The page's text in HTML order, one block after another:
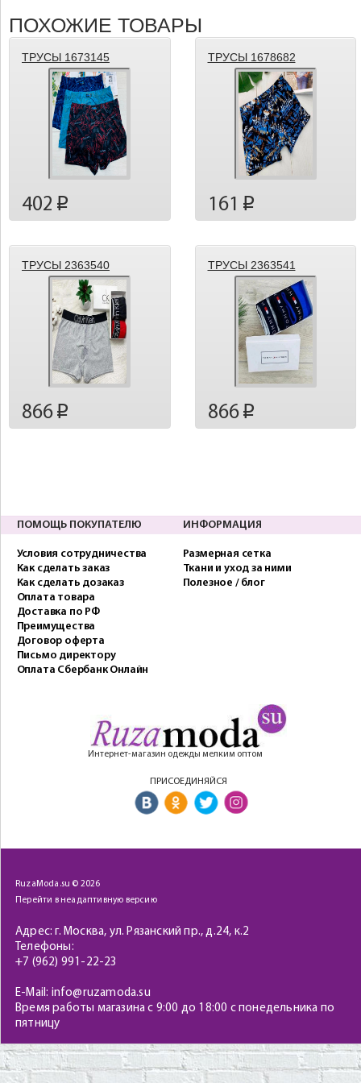
ПОХОЖИЕ ТОВАРЫ
ТРУСЫ 1673145
402 p
ТРУСЫ 1678682
161 p
ТРУСЫ 2363540
866 p
ТРУСЫ 2363541
866p
ПОМОЩЬ ПОКУПАТЕЛЮ
Условия сотрудничества
Как сделать заказ
Как сделать дозаказ
Оплата товара
Доставка по РФ
Преимущества
Договор оферта
Письмо директору
Оплата Сбербанк Онлайн
ИНФОРМАЦИЯ
Размерная сетка
Ткани и уход за ними
Полезное / блог
Интернет-магазин одежды мелким оптом
ПРИСОЕДИНЯЙСЯ
RuzaModa.su © 2026
Перейти в неадаптивную версию
Адрес: г. Москва, ул. Рязанский пр., д.24, к.2
Телефоны:
+7 (962) 991-22-23
E-Mail: info@ruzamoda.su
Время работы магазина с 9:00 до 18:00 с понедельника по
пятницу